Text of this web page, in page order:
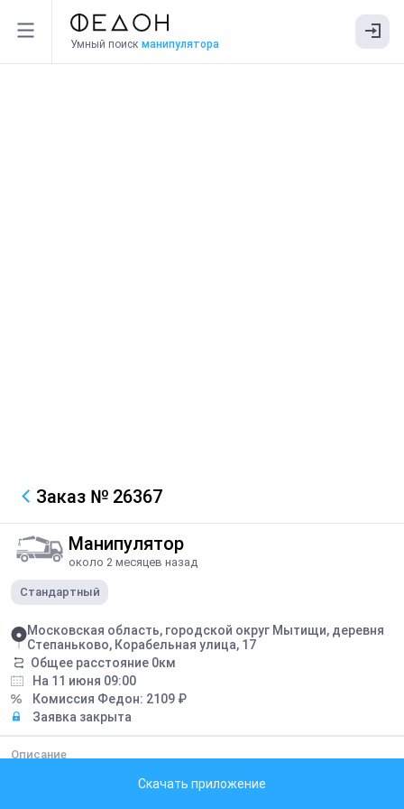
Умный поиск манипулятора
Заказ № 26367
Манипулятор
около 2 месяцев назад
Стандартный
Московская область, городской округ Мытищи, деревня
Степаньково, Корабельная улица, 17
Общее расстояние 0км
На 11 июня 09:00
Комиссия Федон: 2109 ₽
Заявка закрыта
Описание
указанной стоимости обсуждается доплата за количество и
Скачать приложение